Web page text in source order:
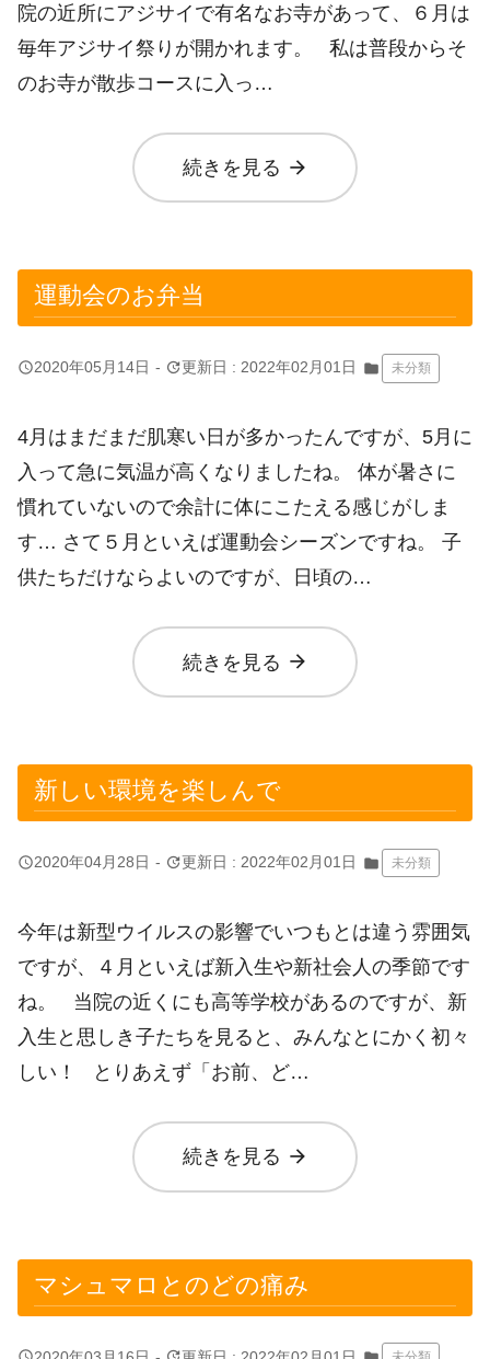
院の近所にアジサイで有名なお寺があって、６月は
毎年アジサイ祭りが開かれます。 私は普段からそ
のお寺が散歩コースに入っ…
続きを見る arrow_forward
運動会のお弁当
query_builder2020年05月14日 - update更新日 : 2022年02月01日 folder 未分類
4月はまだまだ肌寒い日が多かったんですが、5月に
入って急に気温が高くなりましたね。 体が暑さに
慣れていないので余計に体にこたえる感じがしま
す… さて５月といえば運動会シーズンですね。 子
供たちだけならよいのですが、日頃の…
続きを見る arrow_forward
新しい環境を楽しんで
query_builder2020年04月28日 - update更新日 : 2022年02月01日 folder 未分類
今年は新型ウイルスの影響でいつもとは違う雰囲気
ですが、４月といえば新入生や新社会人の季節です
ね。 当院の近くにも高等学校があるのですが、新
入生と思しき子たちを見ると、みんなとにかく初々
しい！ とりあえず「お前、ど…
続きを見る arrow_forward
マシュマロとのどの痛み